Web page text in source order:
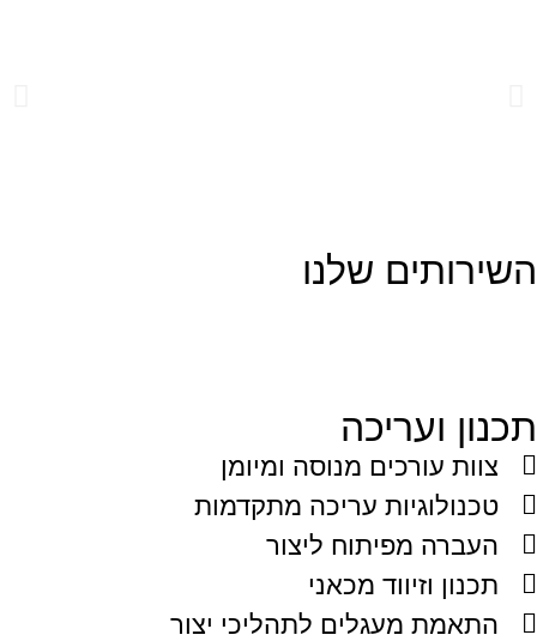
השירותים שלנו
תכנון ועריכה
צוות עורכים מנוסה ומיומן
טכנולוגיות עריכה מתקדמות
העברה מפיתוח ליצור
תכנון וזיווד מכאני
התאמת מעגלים לתהליכי יצור